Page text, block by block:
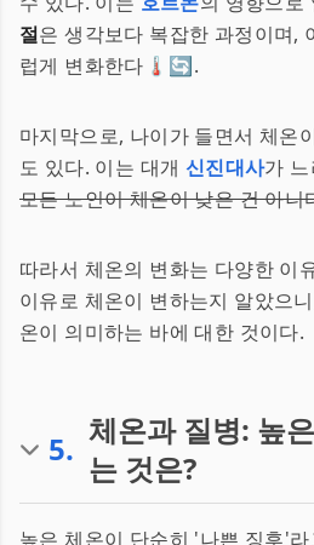
절은 생각보다 복잡한 과정이며,
럽게 변화한다🌡️🔄.
마지막으로, 나이가 들면서 체온
도 있다. 이는 대개 신진대사가
모든 노인이 체온이 낮은 건 아니
따라서 체온의 변화는 다양한 이
이유로 체온이 변하는지 알았으
온이 의미하는 바에 대한 것이다.
5. 체온과 질병: 높
는 것은?
높은 체온이 단순히 '나쁜 징후'